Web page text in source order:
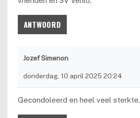
ANTWOORD
Jozef Simenon
donderdag, 10 april 2025 20:24
Gecondoleerd en heel veel sterkte.